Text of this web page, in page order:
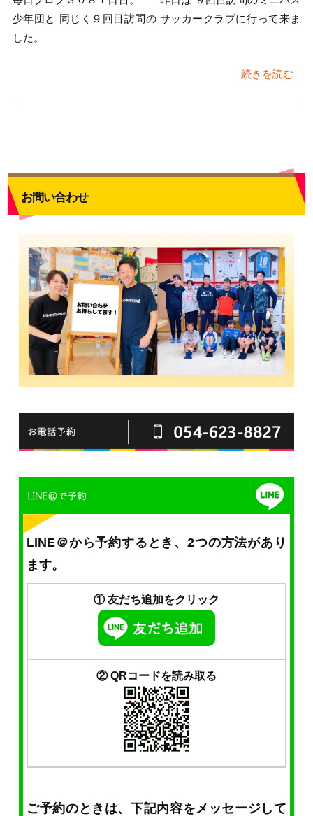
少年団と 同じく９回目訪問の サッカークラブに行って来ま
した。
続きを読む
お問い合わせ
LINE＠から予約するとき、2つの方法があり
ます。
① 友だち追加をクリック
② QRコードを読み取る
ご予約のときは、下記内容をメッセージして